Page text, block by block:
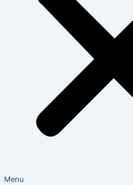
Menu